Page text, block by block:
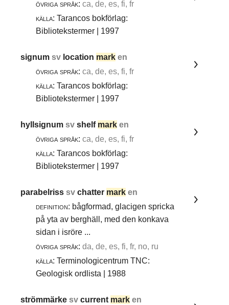
övriga språk: ca, de, es, fi, fr
källa: Tarancos bokförlag:
Bibliotekstermer | 1997
signumsv location mark en
övriga språk: ca, de, es, fi, fr
källa: Tarancos bokförlag:
Bibliotekstermer | 1997
hyllsignumsvshelf mark en
övriga språk: ca, de, es, fi, fr
källa: Tarancos bokförlag:
Bibliotekstermer | 1997
parabelrisssvchatter mark en
definition: bågformad, glacigen spricka
på yta av berghäll, med den konkava
sidan i isröre ...
övriga språk: da, de, es, fi, fr, no, ru
källa: Terminologicentrum TNC:
Geologisk ordlista | 1988
strömmärkesvcurrent mark en